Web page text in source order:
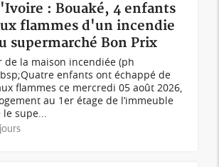
: Bouaké, 4 enfants
flammes d'un incendie
supermarché Bon Prix
de la maison incendiée (ph
enfants ont échappé de
flammes ce mercredi 05 août 2026,
au 1er étage de l’immeuble
supe...